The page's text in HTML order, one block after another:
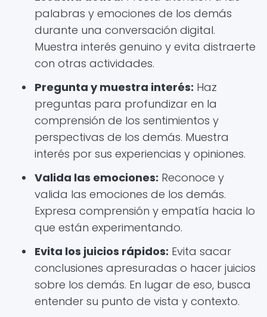
palabras y emociones de los demás
durante una conversación digital.
Muestra interés genuino y evita distraerte
con otras actividades.
Pregunta y muestra interés: Haz
preguntas para profundizar en la
comprensión de los sentimientos y
perspectivas de los demás. Muestra
interés por sus experiencias y opiniones.
Valida las emociones: Reconoce y
valida las emociones de los demás.
Expresa comprensión y empatía hacia lo
que están experimentando.
Evita los juicios rápidos: Evita sacar
conclusiones apresuradas o hacer juicios
sobre los demás. En lugar de eso, busca
entender su punto de vista y contexto.